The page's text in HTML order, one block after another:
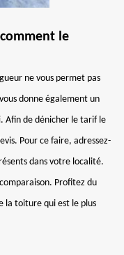
le
ne vous permet pas
donne également un
Afin de dénicher le tarif le
Pour ce faire, adressez-
dans votre localité.
Profitez du
la toiture qui est le plus